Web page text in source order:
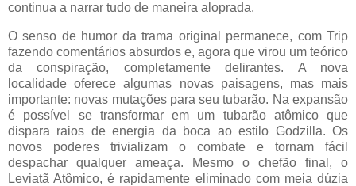
continua a narrar tudo de maneira aloprada.
O senso de humor da trama original permanece, com Trip
fazendo comentários absurdos e, agora que virou um teórico
da conspiração, completamente delirantes. A nova
localidade oferece algumas novas paisagens, mas mais
importante: novas mutações para seu tubarão. Na expansão
é possível se transformar em um tubarão atômico que
dispara raios de energia da boca ao estilo Godzilla. Os
novos poderes trivializam o combate e tornam fácil
despachar qualquer ameaça. Mesmo o chefão final, o
Leviatã Atômico, é rapidamente eliminado com meia dúzia